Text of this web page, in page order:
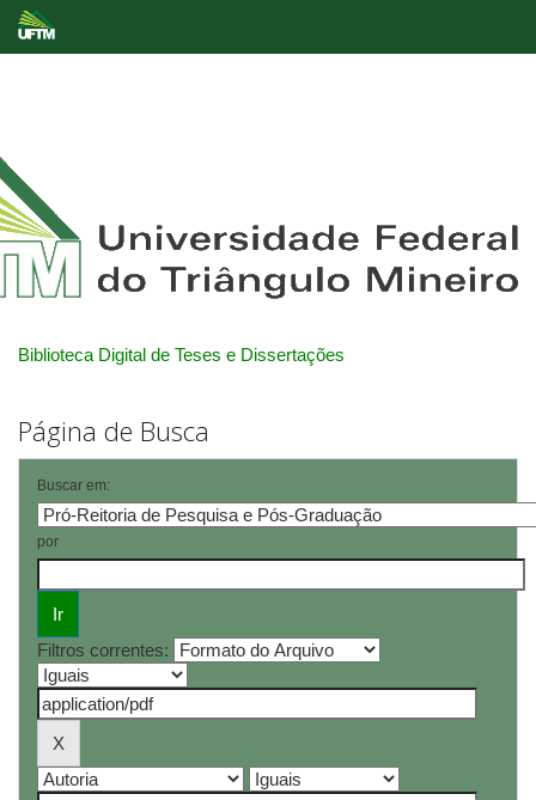
Biblioteca Digital de Teses e Dissertações
Página de Busca
Buscar em:
por
Filtros correntes: